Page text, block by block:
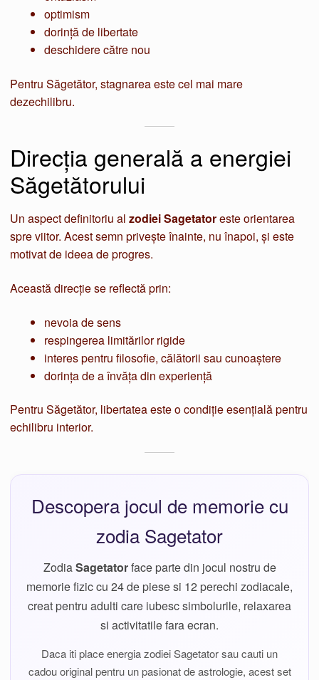
optimism
dorință de libertate
deschidere către nou
Pentru Săgetător, stagnarea este cel mai mare
dezechilibru.
Direcția generală a energiei
Săgetătorului
Un aspect definitoriu al zodiei Sagetatoreste orientarea
spre viitor. Acest semn privește înainte, nu înapoi, și este
motivat de ideea de progres.
Această direcție se reflectă prin:
nevoia de sens
respingerea limitărilor rigide
interes pentru filosofie, călătorii sau cunoaștere
dorința de a învăța din experiență
Pentru Săgetător, libertatea este o condiție esențială pentru
echilibru interior.
Descopera jocul de memorie cu
zodia Sagetator
ZodiaSagetatorface parte din jocul nostru de
memorie fizic cu 24 de piese si 12 perechi zodiacale,
creat pentru adulti care iubesc simbolurile, relaxarea
si activitatile fara ecran.
Daca iti place energia zodiei Sagetator sau cauti un
cadou original pentru un pasionat de astrologie, acest set